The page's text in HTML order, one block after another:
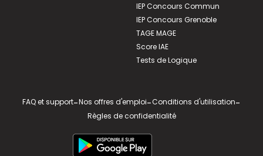
IEP Concours Commun
IEP Concours Grenoble
TAGE MAGE
Score IAE
Tests de Logique
FAQ et support-Nos offres d'emploi-Conditions d'utilisation-
Règles de confidentialité